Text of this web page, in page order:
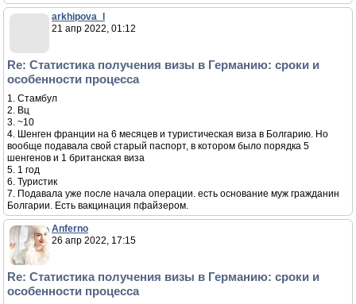
arkhipova_l
21 апр 2022, 01:12
Re: Статистика получения визы в Германию: сроки и
особенности процесса
1. Стамбул
2. Вц
3. ~10
4. Шенген франции на 6 месяцев и туристическая виза в Болгарию. Но
вообще подавала свой старый паспорт, в котором было порядка 5
шенгенов и 1 британская виза
5. 1 год
6. Туристик
7. Подавала уже после начала операции. есть основание муж гражданин
Болгарии. Есть вакцинация пфайзером.
Anferno
26 апр 2022, 17:15
Re: Статистика получения визы в Германию: сроки и
особенности процесса